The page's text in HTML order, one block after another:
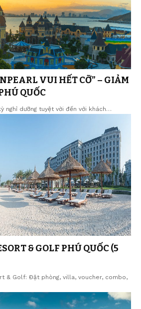
VUI HẾT CỠ” – GIẢM
QUỐC
nghỉ dưỡng tuyệt vời đến với khách…
& GOLF PHÚ QUỐC (5
& Golf: Đặt phòng, villa, voucher, combo,